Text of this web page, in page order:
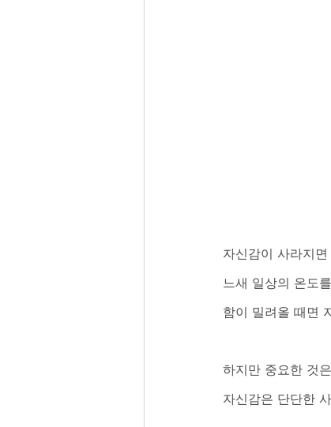
자신감이 사라지
느새 일상의 온도
함이 밀려올 때면
하지만 중요한 것
자신감은 단단한